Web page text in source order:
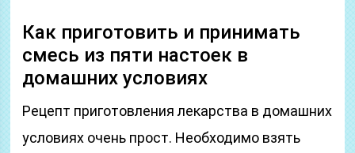
Как приготовить и принимать
смесь из пяти настоек в
домашних условиях
Рецепт приготовления лекарства в домашних
условиях очень прост. Необходимо взять